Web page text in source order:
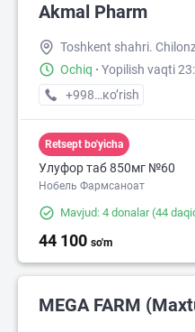
Akmal Pharm
Toshkent shahri.
Ochiq · Yopilish vaqti
+998 (99) XXX-XX-XX
кo’rish
Retsept bo'yicha
Улуфор таб 850мг №60
Нобель Фармсаноат
Mavjud: 4 donalar(44
44 100 so'm
MEGA FARM